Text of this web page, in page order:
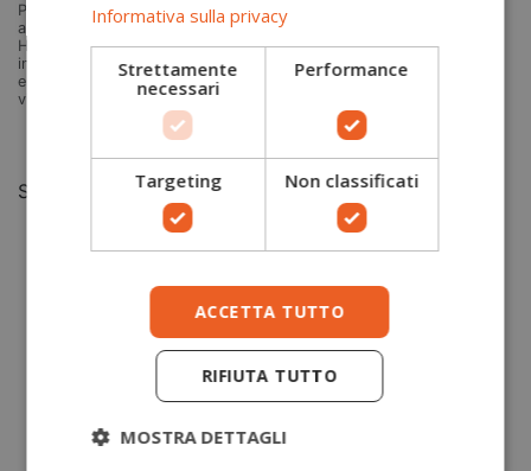
Pile protezione ignifuga e alta visibilità Pile ignifugo e antistatico,
alta visibilità e protezione da arco elettrico Linea Modaflame Fleece
HV: Tessuto intrinsecamente ignifugo, forte, resistente e altamente
innovativo con alta visibilità. Protezione multinorma: ignifugo, arco
elettrico, antistatico. Specifiche: protezione UV, OEKO-TEK, alta
visibilità...
Aggiungi al carrello
S
3XL
Informativa sulla privacy
Strettamente
necessari
Performance
Targeting Non classificati
ACCETTA TUTTO
RIFIUTA TUTTO
MOSTRA DETTAGLI